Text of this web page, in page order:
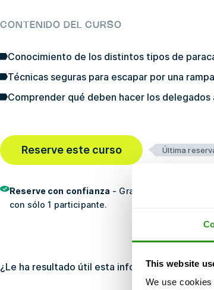
This website
We use
CONTENIDO DEL CURSO
Conocimiento de los distintos tipos de
Técnicas seguras para escapar por una
Comprender qué deben hacer los delegados
Reserve este curso Última
Reserve con confianza - Gratis cancelación,
con sólo 1 participante.
¿Le ha resultado útil esta información? Sí